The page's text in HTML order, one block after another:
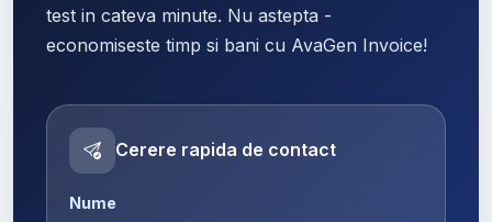
test in cateva minute. Nu astepta -
economiseste timp si bani cu AvaGen Invoice!
Cerere rapida de contact
Nume